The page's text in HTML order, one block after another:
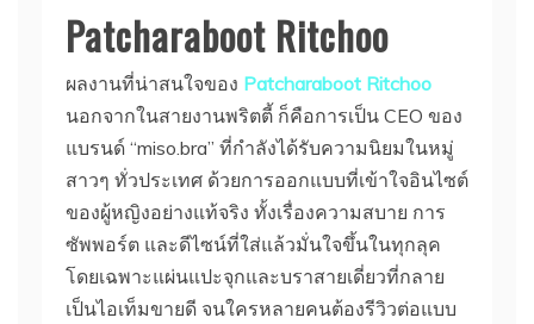
Patcharaboot Ritchoo
ผลงานที่น่าสนใจของ Patcharaboot Ritchoo
นอกจากในสายงานพริตตี้ ก็คือการเป็น CEO ของ
แบรนด์ “miso.bra” ที่กำลังได้รับความนิยมในหมู่
สาวๆ ทั่วประเทศ ด้วยการออกแบบที่เข้าใจอินไซต์
ของผู้หญิงอย่างแท้จริง ทั้งเรื่องความสบาย การ
ซัพพอร์ต และดีไซน์ที่ใส่แล้วมั่นใจขึ้นในทุกลุค
โดยเฉพาะแผ่นแปะจุกและบราสายเดี่ยวที่กลาย
เป็นไอเท็มขายดี จนใครหลายคนต้องรีวิวต่อแบบ